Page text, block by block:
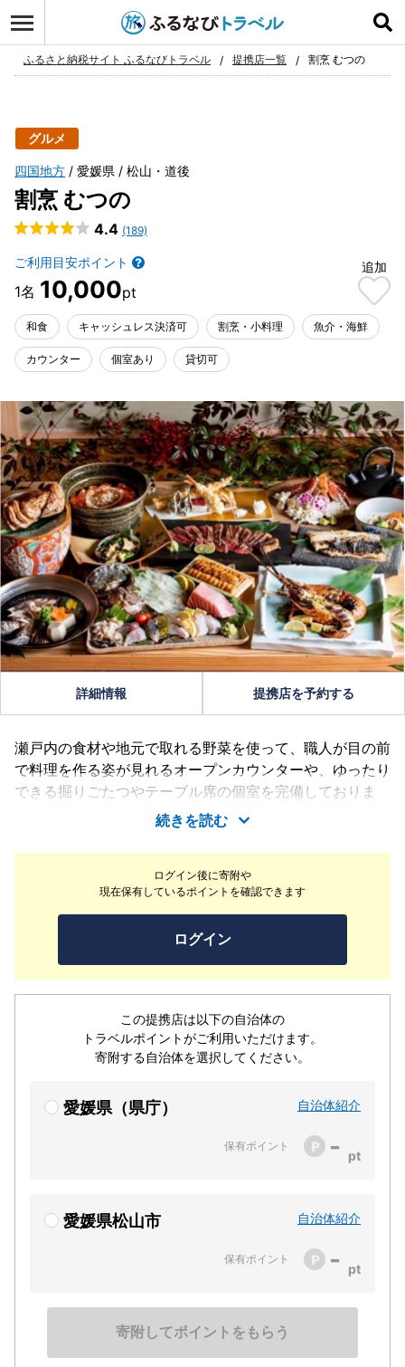
お気に入り
ふるさと納税サイト ふるなびトラベル 提携店一覧 割烹 むつの
グルメ
四国地方 愛媛県 松山・道後
割烹 むつの
4.4 (189)
ご利用目安ポイント
10,000
追加
和食 キャッシュレス決済可 割烹・小料理 魚介・海鮮
カウンター 個室あり 貸切可
ログイン後に寄附や
現在保有しているポイントを確認できます
ログイン
この提携店は以下の自治体の
トラベルポイントがご利用いただけます。
寄附する自治体を選択してください。
愛媛県（県庁） 自治体紹介
保有ポイント -
愛媛県松山市 自治体紹介
保有ポイント -
寄附してポイントをもらう
詳細情報 提携店を予約する
瀬戸内の食材や地元で取れる野菜を使って、職人が目の前
で料理を作る姿が見れるオープンカウンターや、ゆったり
できる掘りごたつやテーブル席の個室を完備しておりま
す。大事な人との食事や接待でも使用でき、大変満足出来
ると思います。愛媛でのお食事はぜひ『割烹 むつの』へ
ようこそ！！
続きを読む